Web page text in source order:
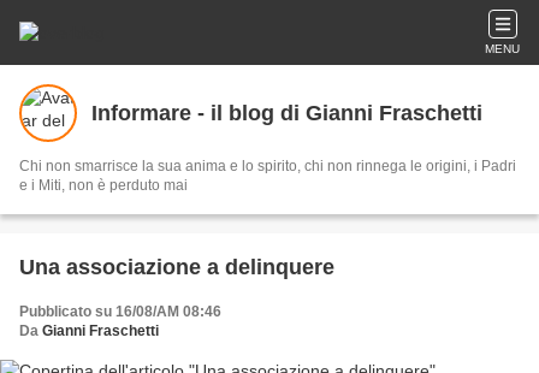
MENU
Informare - il blog di Gianni Fraschetti
Chi non smarrisce la sua anima e lo spirito, chi non rinnega le origini, i Padri
e i Miti, non è perduto mai
Una associazione a delinquere
Pubblicato su 16/08/AM 08:46
Da Gianni Fraschetti